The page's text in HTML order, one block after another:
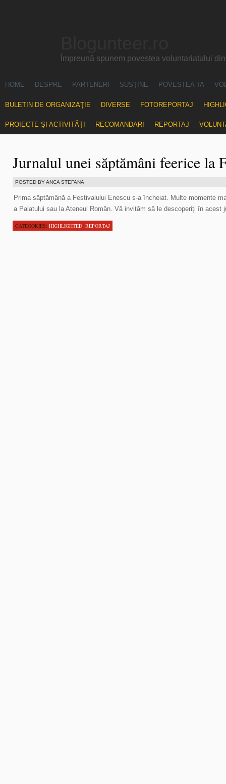
Împreună spunem povestea voluntariatului
HOME DESPRE PARTENERI SUSŢINE POVESTEA TA
BULETIN DE ORGANIZAŢIE DIVERSE FOTOREPORTAJ
PROIECTE ŞI ACTIVITĂŢI RECOMANDARI REPORTAJ
Jurnalul unei săptămâni feerice la
POSTED BY ANCA STEFANA
Prima săptămână a Festivalului Enescu s-a încheiat. Multe momente
a Palatului sau la Ateneul Român. Vă invităm să le descoperiți în acest
CATEGORIES: HIGHLIGHTED, REPORTAJ